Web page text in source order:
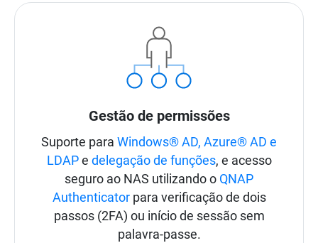
Gestão de permissões
Suporte para Windows® AD, Azure® AD e
LDAPe delegação de funções, e acesso
seguro ao NAS utilizando o QNAP
Authenticatorpara verificação de dois
passos (2FA) ou início de sessão sem
palavra-passe.